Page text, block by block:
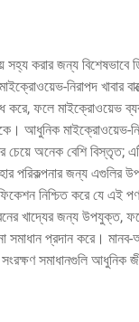
সহ্য করার জন্য
নিরাপদ খাবার
করে, ফলে মাইক্রোওয়েভ
আধুনিক মাইক্রোওয়েভ-
অনেক বেশি বিস্তৃত;
পরিকল্পনার জন্য এগুলির
নিশ্চিত করে যে এই
খাদ্যের জন্য উপযুক্ত,
সমাধান প্রদান করে।
সমাধানগুলি আধুনিক